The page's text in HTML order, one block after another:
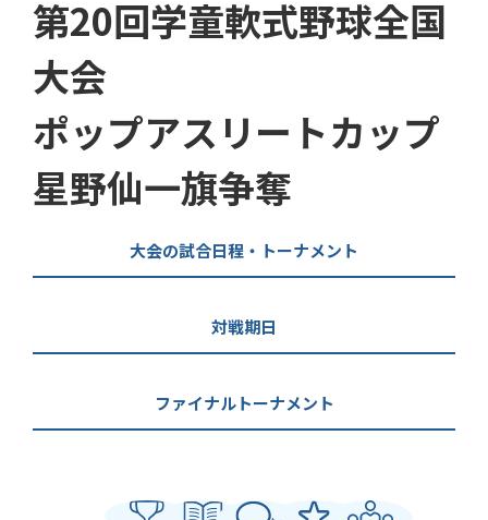
第20回学童軟式野球全国
大会
ポップアスリートカップ
星野仙一旗争奪
大会の試合日程・トーナメント
対戦期日
ファイナルトーナメント